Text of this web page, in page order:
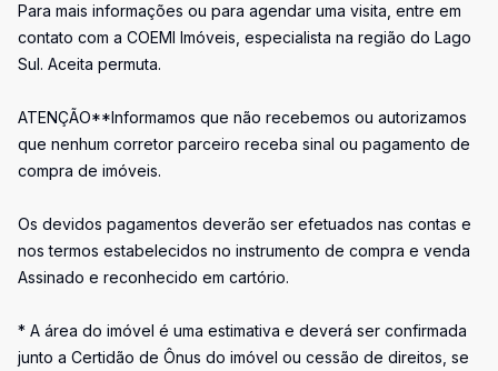
Para mais informações ou para agendar uma visita, entre em
contato com a COEMI Imóveis, especialista na região do Lago
Sul. Aceita permuta.
ATENÇÃO**Informamos que não recebemos ou autorizamos
que nenhum corretor parceiro receba sinal ou pagamento de
compra de imóveis.
Os devidos pagamentos deverão ser efetuados nas contas e
nos termos estabelecidos no instrumento de compra e venda
Assinado e reconhecido em cartório.
* A área do imóvel é uma estimativa e deverá ser confirmada
junto a Certidão de Ônus do imóvel ou cessão de direitos, se